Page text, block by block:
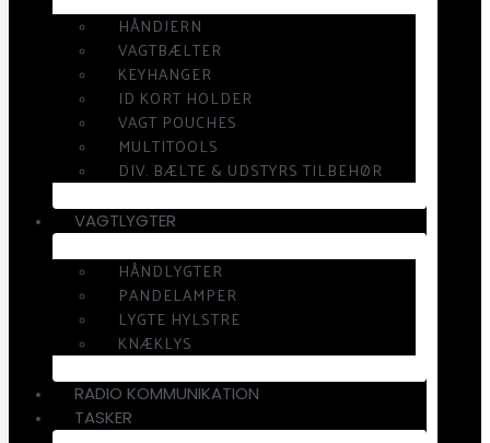
HÅNDJERN
VAGTBÆLTER
KEYHANGER
ID KORT HOLDER
VAGT POUCHES
MULTITOOLS
DIV. BÆLTE & UDSTYRS TILBEHØR
VAGTLYGTER
HÅNDLYGTER
PANDELAMPER
LYGTE HYLSTRE
KNÆKLYS
RADIO KOMMUNIKATION
TASKER